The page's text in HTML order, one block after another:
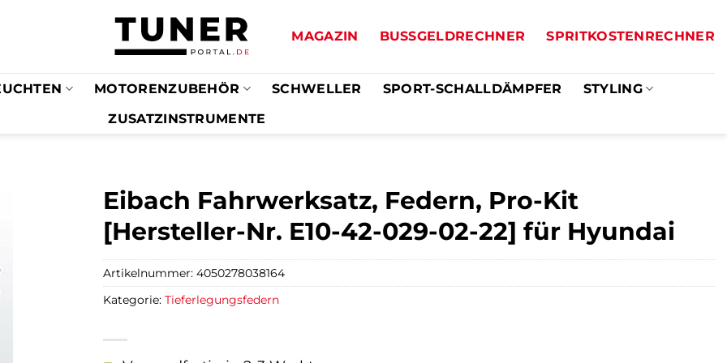
MAGAZIN BUSSGELDRECHNER SPRITKOSTENRECHNER
MOTORENZUBEHÖR SCHWELLER SPORT-SCHALLDÄMPFER
STYLING
ZUSATZINSTRUMENTE
Eibach Fahrwerksatz, Federn, Pro-Kit
[Hersteller-Nr. E10-42-029-02-22] für Hyundai
Artikelnummer: 4050278038164
Kategorie: Tieferlegungsfedern